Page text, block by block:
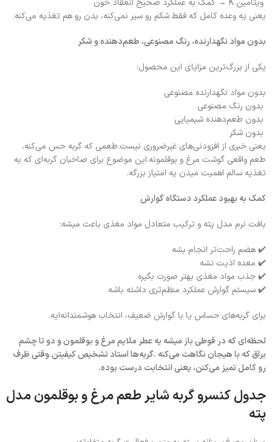
ویتامین K → کمک به عملکرد صحیح انعقاد خون
یعنی یه وعده کامل که فقط شکم رو سیر نمی‌کنه، بدن رو هم تغذیه می‌کنه.
بدون مواد نگهدارنده، رنگ مصنوعی، طعم‌دهنده و شکر
یکی از بزرگ‌ترین مزایای این محصول:
بدون مواد نگهدارنده مصنوعی
بدون رنگ مصنوعی
بدون طعم‌دهنده شیمیایی
بدون شکر
یعنی خبری از افزودنی‌های غیرضروری نیست.طعمی که گربه حس می‌کنه،
طعم واقعی گوشت مرغ و بوقلمونه.این موضوع برای صاحبان گربه‌ای که به
تغذیه سالم اهمیت میدن یه امتیاز بزرگه.
کمک به بهبود عملکرد دستگاه گوارش
بافت نرم مدل پته و ترکیب متعادل مواد مغذی باعث میشه:
✔️ هضم راحت‌تر انجام بشه
✔️ معده اذیت نشه
✔️ جذب مواد مغذی بهتر صورت بگیره
✔️ سیستم گوارش عملکرد منظم‌تری داشته باشه
برای گربه‌های حساس یا با گوارش ضعیف، انتخاب هوشمندانه‌ایه.
لحظه‌ای که در قوطی باز میشه یه عطر ملایم مرغ و بوقلمون و دو تا چشم
براق که با هیجان نگاهت می‌کنه .گربه‌ها استاد تشخیص کیفیتن.وقتی ظرف
رو کامل تمیز می‌کنن، یعنی انتخابت درست بوده.
جدول کنسرو گربه شایر طعم مرغ و بوقلمون مدل
پته